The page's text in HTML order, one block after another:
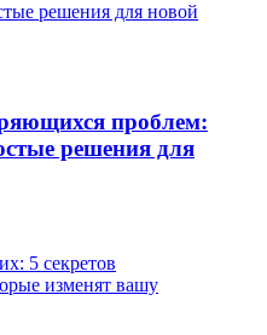
проблем:
решения для